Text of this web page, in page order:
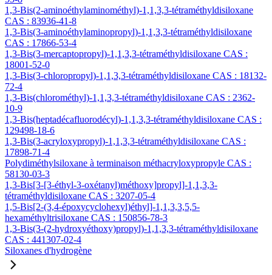
1,3-Bis(2-aminoéthylaminométhyl)-1,1,3,3-tétraméthyldisiloxane
CAS : 83936-41-8
1,3-Bis(3-aminoéthylaminopropyl)-1,1,3,3-tétraméthyldisiloxane
CAS : 17866-53-4
1,3-Bis(3-mercaptopropyl)-1,1,3,3-tétraméthyldisiloxane CAS :
18001-52-0
1,3-Bis(3-chloropropyl)-1,1,3,3-tétraméthyldisiloxane CAS : 18132-
72-4
1,3-Bis(chlorométhyl)-1,1,3,3-tétraméthyldisiloxane CAS : 2362-
10-9
1,3-Bis(heptadécafluorodécyl)-1,1,3,3-tétraméthyldisiloxane CAS :
129498-18-6
1,3-Bis(3-acryloxypropyl)-1,1,3,3-tétraméthyldisiloxane CAS :
17898-71-4
Polydiméthylsiloxane à terminaison méthacryloxypropyle CAS :
58130-03-3
1,3-Bis[3-[3-éthyl-3-oxétanyl)méthoxy]propyl]-1,1,3,3-
tétraméthyldisiloxane CAS : 3207-05-4
1,5-Bis[2-(3,4-époxycyclohexyl)éthyl]-1,1,3,3,5,5-
hexaméthyltrisiloxane CAS : 150856-78-3
1,3-Bis(3-(2-hydroxyéthoxy)propyl)-1,1,3,3-tétraméthyldisiloxane
CAS : 441307-02-4
Siloxanes d'hydrogène